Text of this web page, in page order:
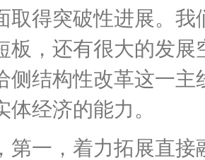
取得突破性进展。
板，还有很大的发
侧结构性改革这一
经济的能力。
一，着力拓展直接